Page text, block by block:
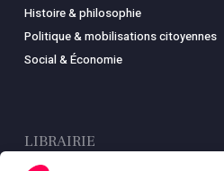
Histoire & philosophie
Politique & mobilisations citoyennes
Social & Économie
LIBRAIRIE